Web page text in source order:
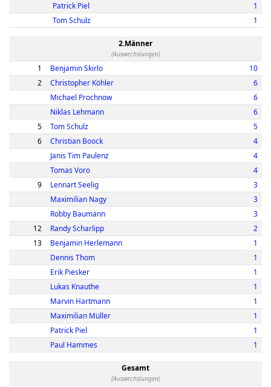
Patrick Piel
1
Tom Schulz
1
2.Männer
(Auswechslungen)
1 Benjamin Skirlo
10
2
Christopher Köhler
6
Michael Prochnow
6
Niklas Lehmann
6
5
Tom Schulz
5
6
Christian Boock
4
Janis Tim Paulenz
4
Tomas Voro
4
9
Lennart Seelig
3
Maximilian Nagy
3
Robby Baumann
3
12
Randy Scharlipp
2
13
Benjamin Herlemann
1
Dennis Thom
1
Erik Piesker
1
Lukas Knauthe
1
Marvin Hartmann
1
Maximilian Müller
1
Patrick Piel
1
Paul Hammes
1
Gesamt
(Auswechslungen)